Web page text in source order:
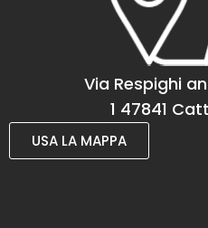
Via Respighi
1 47841
USA LA MAPPA